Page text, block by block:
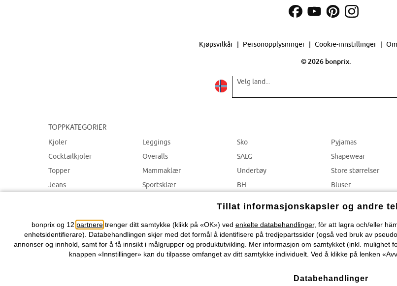
Kjøpsvilkår Personopplysninger Cookie-innstillinger
© 2026 bonprix.
Velg land...
Toppkategorier
Kjoler
Cocktailkjoler
Topper
Jeans
Leggings
Overalls
Mammaklær
Sportsklær
Sko
SALG
Undertøy
BH
Pyjamas
Shapewear
Store størrelser
Bluser
Tillat informasjonskapsler og andre
bonprix og 12 partneretrenger ditt samtykke (klikk på «OK») ved enkelte databehandlinger, för att lagra och/eller
enhetsidentifierare). Databehandlingen skjer med det formål å identifisere på tredjepartssider (også ved bruk av
annonser og innhold, samt for å få innsikt i målgrupper og produktutvikling. Mer informasjon om samtykket (inkl. mulighet
knappen «Innstillinger» kan du tilpasse omfanget av ditt samtykke individuelt. Ved å klikke på lenken
Databehandlinger